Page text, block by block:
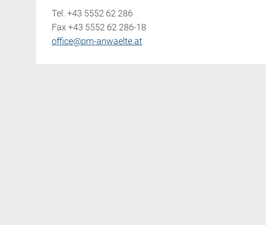
Tel. +43 5552 62 286
Fax +43 5552 62 286-18
office@pm-anwaelte.at